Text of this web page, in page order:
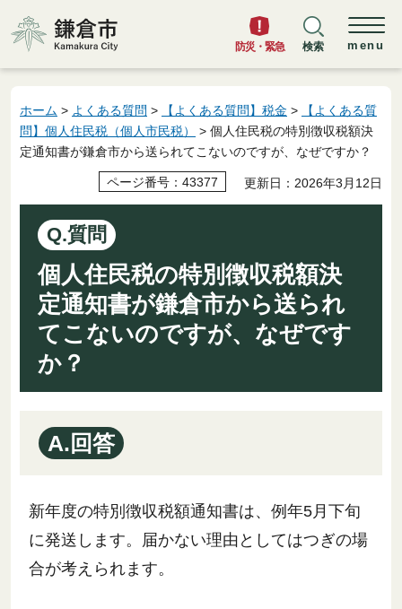
鎌倉市
防災・緊急 検索 menu
ホーム > よくある質問 > 【よくある質問】税金 >
【よくある質
問】個人住民税（個人市民税）
> 個人住民税の特別徴収税額決
定通知書が鎌倉市から送られてこないのですが、なぜですか？
ページ番号：43377 更新日：2026年3月12日
Q.質問
個人住民税の特別徴収税額決
定通知書が鎌倉市から送られ
てこないのですが、なぜです
か？
A.回答
新年度の特別徴収税額通知書は、例年5月下旬
に発送します。届かない理由としてはつぎの場
合が考えられます。